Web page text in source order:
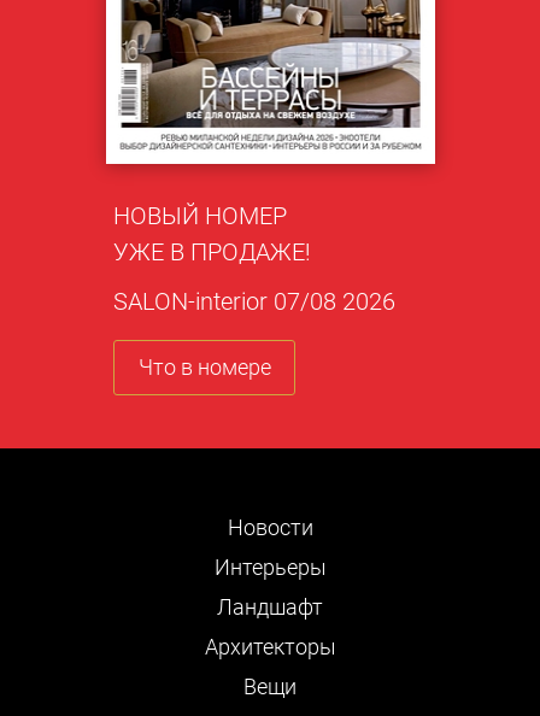
НОВЫЙ НОМЕР
УЖЕ В ПРОДАЖЕ!
SALON-interior 07/08 2026
Что в номере
Новости
Интерьеры
Ландшафт
Архитекторы
Вещи